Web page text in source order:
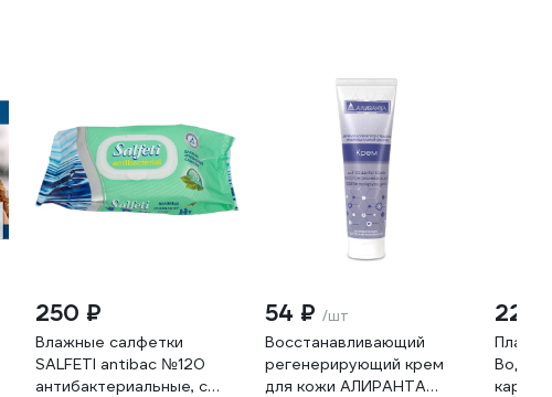
250 ₽
Влажные салфетки
SALFETI antibac №120
антибактериальные, с
54 ₽ /шт
Восстанавливающий
регенерирующий крем
для кожи АЛИРАНТА
229